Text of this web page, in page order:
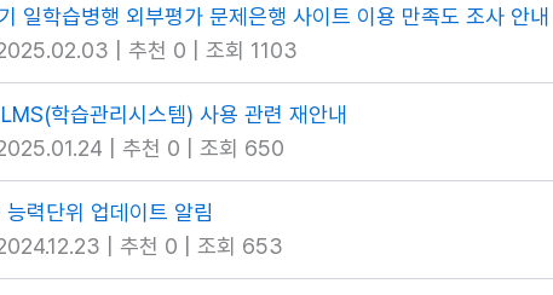
일학습병행 외부평가 문제은행 사이트 이용 만족도 조사 안내
추천 0 조회 1103
학습관리시스템) 사용 관련 재안내
추천 0 조회 650
력단위 업데이트 알림
추천 0 조회 653